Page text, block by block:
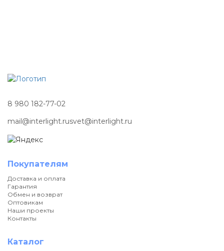
8 980 182-77-02
mail@interlight.rusvet@interlight.ru
Покупателям
Доставка и оплата
Гарантия
Обмен и возврат
Оптовикам
Наши проекты
Контакты
Каталог